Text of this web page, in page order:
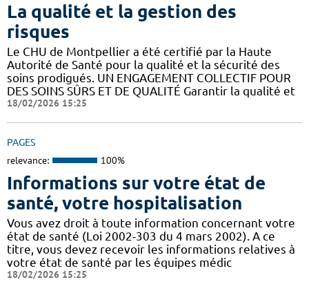
La qualité et la gestion des
risques
Le CHU de Montpellier a été certifié par la Haute
Autorité de Santé pour la qualité et la sécurité des
soins prodigués. UN ENGAGEMENT COLLECTIF POUR
DES SOINS SÛRS ET DE QUALITÉ Garantir la qualité et
18/02/2026 15:25
PAGES
relevance: 100%
Informations sur votre état de
santé, votre hospitalisation
Vous avez droit à toute information concernant votre
état de santé (Loi 2002-303 du 4 mars 2002). A ce
titre, vous devez recevoir les informations relatives à
votre état de santé par les équipes médic
18/02/2026 15:25